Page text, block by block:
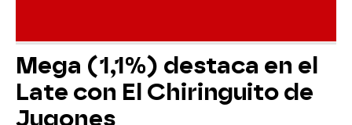
Mega (1,1%) destaca en el
Late con El Chiringuito de
Jugones